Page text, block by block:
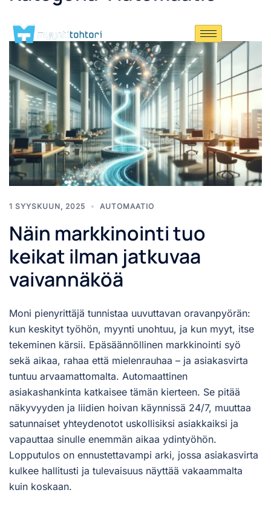
1 SYYSKUUN, 2025 AUTOMAATIO
Näin markkinointi tuo
keikat ilman jatkuvaa
vaivannäköä
Moni pienyrittäjä tunnistaa uuvuttavan oravanpyörän:
kun keskityt työhön, myynti unohtuu, ja kun myyt, itse
tekeminen kärsii. Epäsäännöllinen markkinointi syö
sekä aikaa, rahaa että mielenrauhaa – ja asiakasvirta
tuntuu arvaamattomalta. Automaattinen
asiakashankinta katkaisee tämän kierteen. Se pitää
näkyvyyden ja liidien hoivan käynnissä 24/7, muuttaa
satunnaiset yhteydenotot uskollisiksi asiakkaiksi ja
vapauttaa sinulle enemmän aikaa ydintyöhön.
Lopputulos on ennustettavampi arki, jossa asiakasvirta
kulkee hallitusti ja tulevaisuus näyttää vakaammalta
kuin koskaan.